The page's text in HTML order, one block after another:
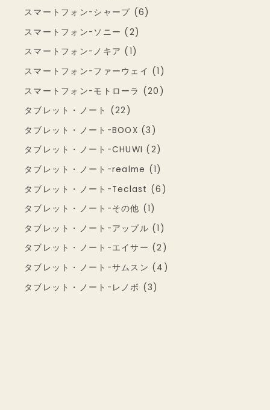
スマートフォン-シャープ (6)
スマートフォン-ソニー (2)
スマートフォン-ノキア (1)
スマートフォン-ファーウェイ (1)
スマートフォン-モトローラ (20)
タブレット・ノート (22)
タブレット・ノート-BOOX (3)
タブレット・ノート-CHUWI (2)
タブレット・ノート-realme (1)
タブレット・ノート-Teclast (6)
タブレット・ノート-その他 (1)
タブレット・ノート-アップル (1)
タブレット・ノート-エイサー (2)
タブレット・ノート-サムスン (4)
タブレット・ノート-レノボ (3)